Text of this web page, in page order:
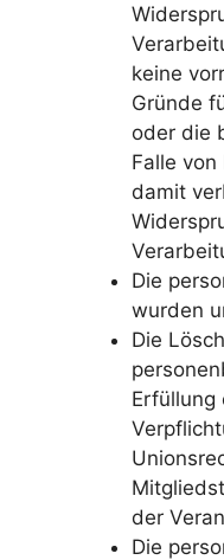
keine
Gründe
oder die
Falle
damit
Die
wurden
Die
Erfüllung
der
Die